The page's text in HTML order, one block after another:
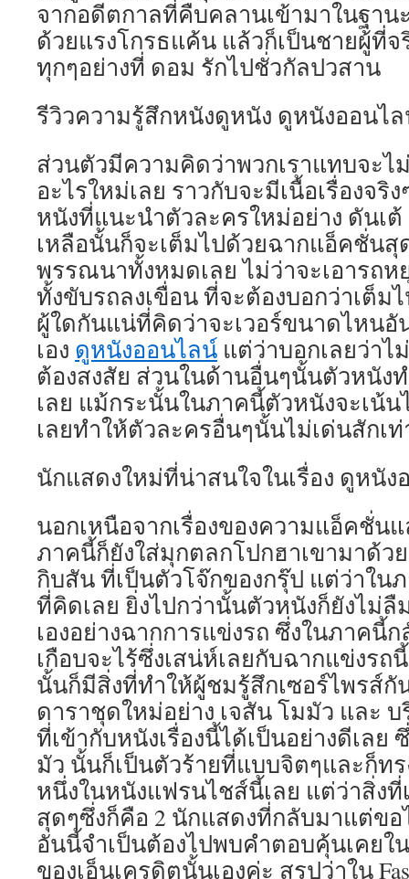
จากอดีตกาลที่คืบคลานเข้ามาในฐา
ด้วยแรงโกรธแค้น แล้วก็เป็นชายผู้ที่จ
ทุกๆอย่างที่ ดอม รักไปชั่วกัลปวสาน
รีวิวความรู้สึกหนังดูหนัง ดูหนังออนไ
ส่วนตัวมีความคิดว่าพวกเราแทบจะไ
อะไรใหม่เลย ราวกับจะมีเนื้อเรื่องจ
หนังที่แนะนำตัวละครใหม่อย่าง ดันเ
เหลือนั้นก็จะเต็มไปด้วยฉากแอ็คชั่นสุ
พรรณนาทั้งหมดเลย ไม่ว่าจะเอารถห
ทั้งขับรถลงเขื่อน ที่จะต้องบอกว่าเต็
ผู้ใดกันแน่ที่คิดว่าจะเวอร์ขนาดไหนอั
เอง ดูหนังออนไลน์ แต่ว่าบอกเลยว่า
ต้องสงสัย ส่วนในด้านอื่นๆนั้นตัวหนัง
เลย แม้กระนั้นในภาคนี้ตัวหนังจะเน้
เลยทำให้ตัวละครอื่นๆนั้นไม่เด่นสักเท่
นักแสดงใหม่ที่น่าสนใจในเรื่อง ดูหนัง
นอกเหนือจากเรื่องของความแอ็คชั่นแ
ภาคนี้ก็ยังใส่มุกตลกโปกฮาเขามาด้ว
กิบสัน ที่เป็นตัวโจ๊กของกรุ๊ป แต่ว่าใน
ที่คิดเลย ยิ่งไปกว่านั้นตัวหนังก็ยังไม่
เองอย่างฉากการแข่งรถ ซึ่งในภาคนี้
เกือบจะไร้ซึ่งเสน่ห์เลยกับฉากแข่งร
นั้นก็มีสิ่งที่ทำให้ผู้ชมรู้สึกเซอร์ไพรส์กั
ดาราชุดใหม่อย่าง เจสัน โมมัว และ
ที่เข้ากับหนังเรื่องนี้ได้เป็นอย่างดีเลย
มัว นั้นก็เป็นตัวร้ายที่แบบจิตๆและก็ท
หนึ่งในหนังแฟรนไชส์นี้เลย แต่ว่าสิ่ง
สุดๆซึ่งก็คือ 2 นักแสดงที่กลับมาแต่ขอ
อันนี้จำเป็นต้องไปพบคำตอบคุ้นเคยใ
ของเอ็นเครดิตนั้นเองค่ะ สรุปว่าใน